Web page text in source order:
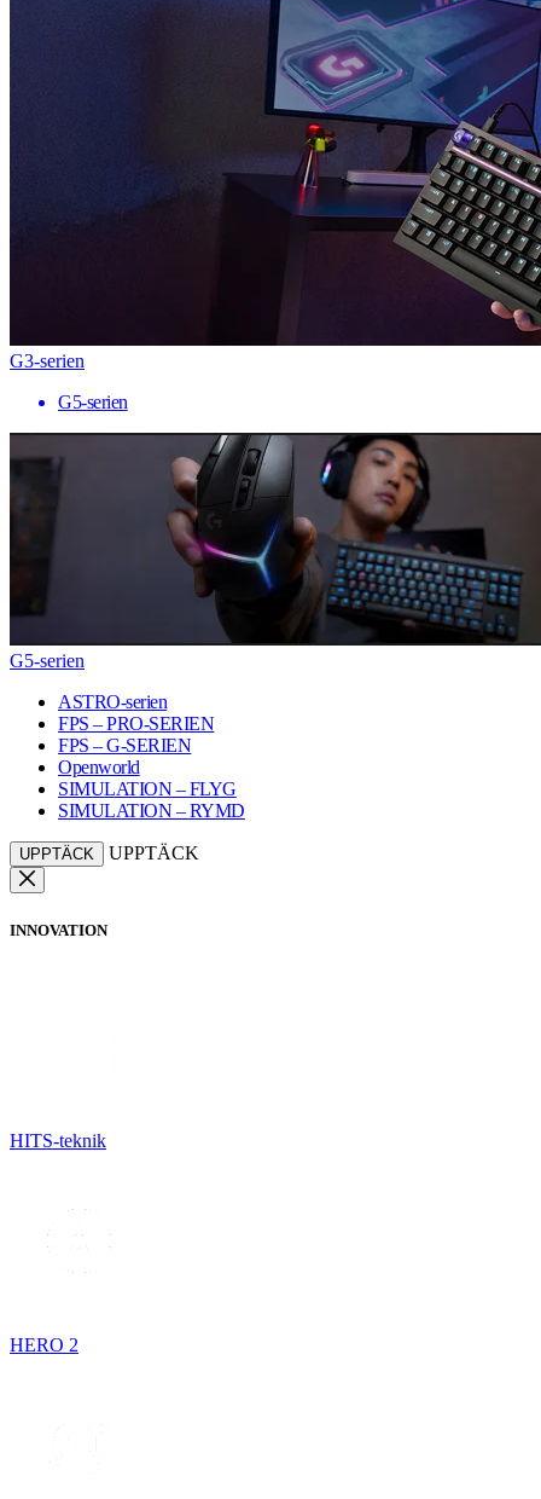
G3-serien
G5-serien
G5-serien
ASTRO-serien
FPS – PRO-SERIEN
FPS – G-SERIEN
Openworld
SIMULATION – FLYG
SIMULATION – RYMD
UPPTÄCK UPPTÄCK
INNOVATION
HITS-teknik
HERO 2